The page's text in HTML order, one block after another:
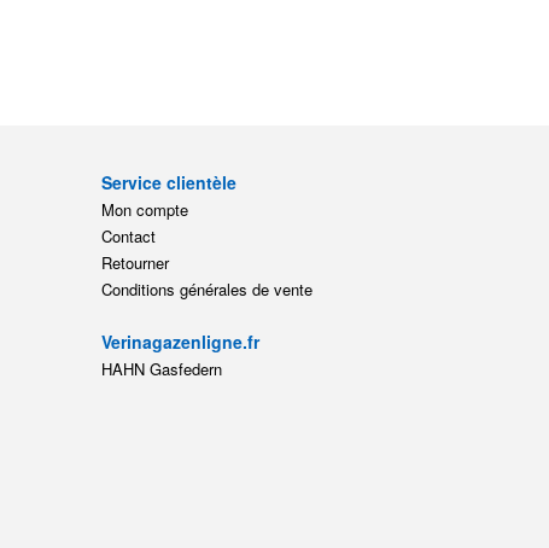
Service clientèle
Mon compte
Contact
Retourner
Conditions générales de vente
Verinagazenligne.fr
HAHN Gasfedern